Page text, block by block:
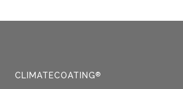
CLIMATECOATING®